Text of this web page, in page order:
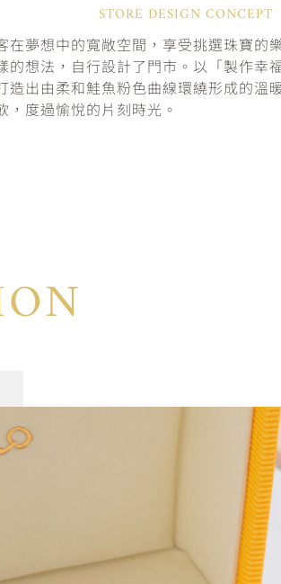
STORE DESIGN CONCEPT
在夢想中的寬敞空間，享受挑選珠寶的
的想法，自行設計了門市。以「製作幸
造出由柔和鮭魚粉色曲線環繞形成的溫
，度過愉悅的片刻時光。